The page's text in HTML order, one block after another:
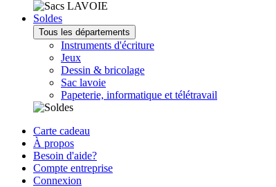
Soldes
Tous les départements
Instruments d'écriture
Jeux
Dessin & bricolage
Sac lavoie
Papeterie, informatique et télétravail
Carte cadeau
À propos
Besoin d'aide?
Compte entreprise
Connexion